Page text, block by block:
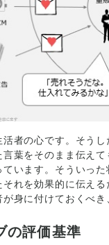
者の心です。そう
葉をそのまま伝え
います。そういっ
れを効果的に伝え
身に付けておくべ
の評価基準